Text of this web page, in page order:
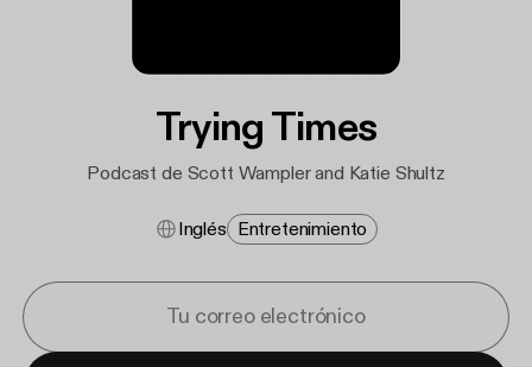
Trying Times
Podcast de Scott Wampler and Katie Shultz
Inglés Entretenimiento